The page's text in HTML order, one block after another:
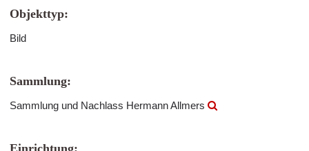
Objekttyp:
Bild
Sammlung:
Sammlung und Nachlass Hermann Allmers
Einrichtung: